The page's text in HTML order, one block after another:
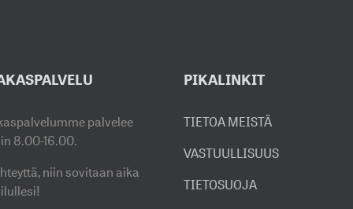
palvelee
8.00-16.00.
niin sovitaan aika
PIKALINKIT
TIETOA MEISTÄ
VASTUULLISUUS
TIETOSUOJA